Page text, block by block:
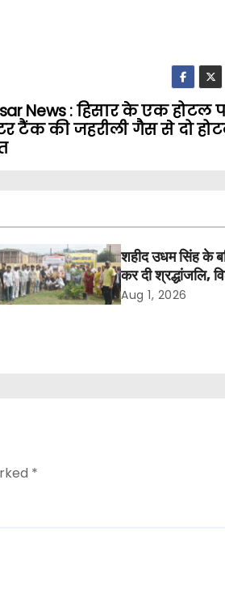
News : हिसार के एक होटल
टैंक की जहरीली गैस से दो
शहीद उधम सिंह के
कर दी श्रद्धांजलि,
अवकाश बहाल करने
Aug 1, 2026
*